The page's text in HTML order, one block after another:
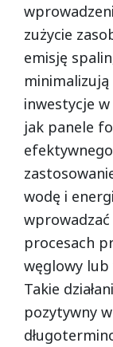
zużycie
emisję
minimalizują
inwestycje
jak panele
wodę i
procesach
węglowy lub
Takie
pozytywny